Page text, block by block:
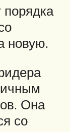
порядка
новую.
Она
со